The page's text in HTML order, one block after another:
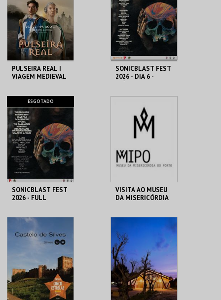
MAIS INFO
INSCREVER
MAIS INFO
COMPRAR
PULSEIRA REAL |
VIAGEM MEDIEVAL
SANTA MARIA DA
FEIRA
MAIS INFO
SONICBLAST FEST
2026 - DIA 6 -
CALDEIRÃO
MAIS INFO
COMPRAR
ESGOTADO
SONICBLAST FEST
2026 - FULL
PRAIA DUNA DO
CALDEIRÃO
VISITA AO MUSEU
DA MISERICÓRDIA
MAIS INFO
COMPRAR